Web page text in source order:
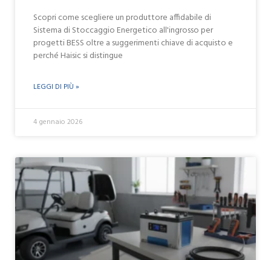
Scopri come scegliere un produttore affidabile di
Sistema di Stoccaggio Energetico all'ingrosso per
progetti BESS oltre a suggerimenti chiave di acquisto e
perché Haisic si distingue
LEGGI DI PIÙ »
4 gennaio 2026